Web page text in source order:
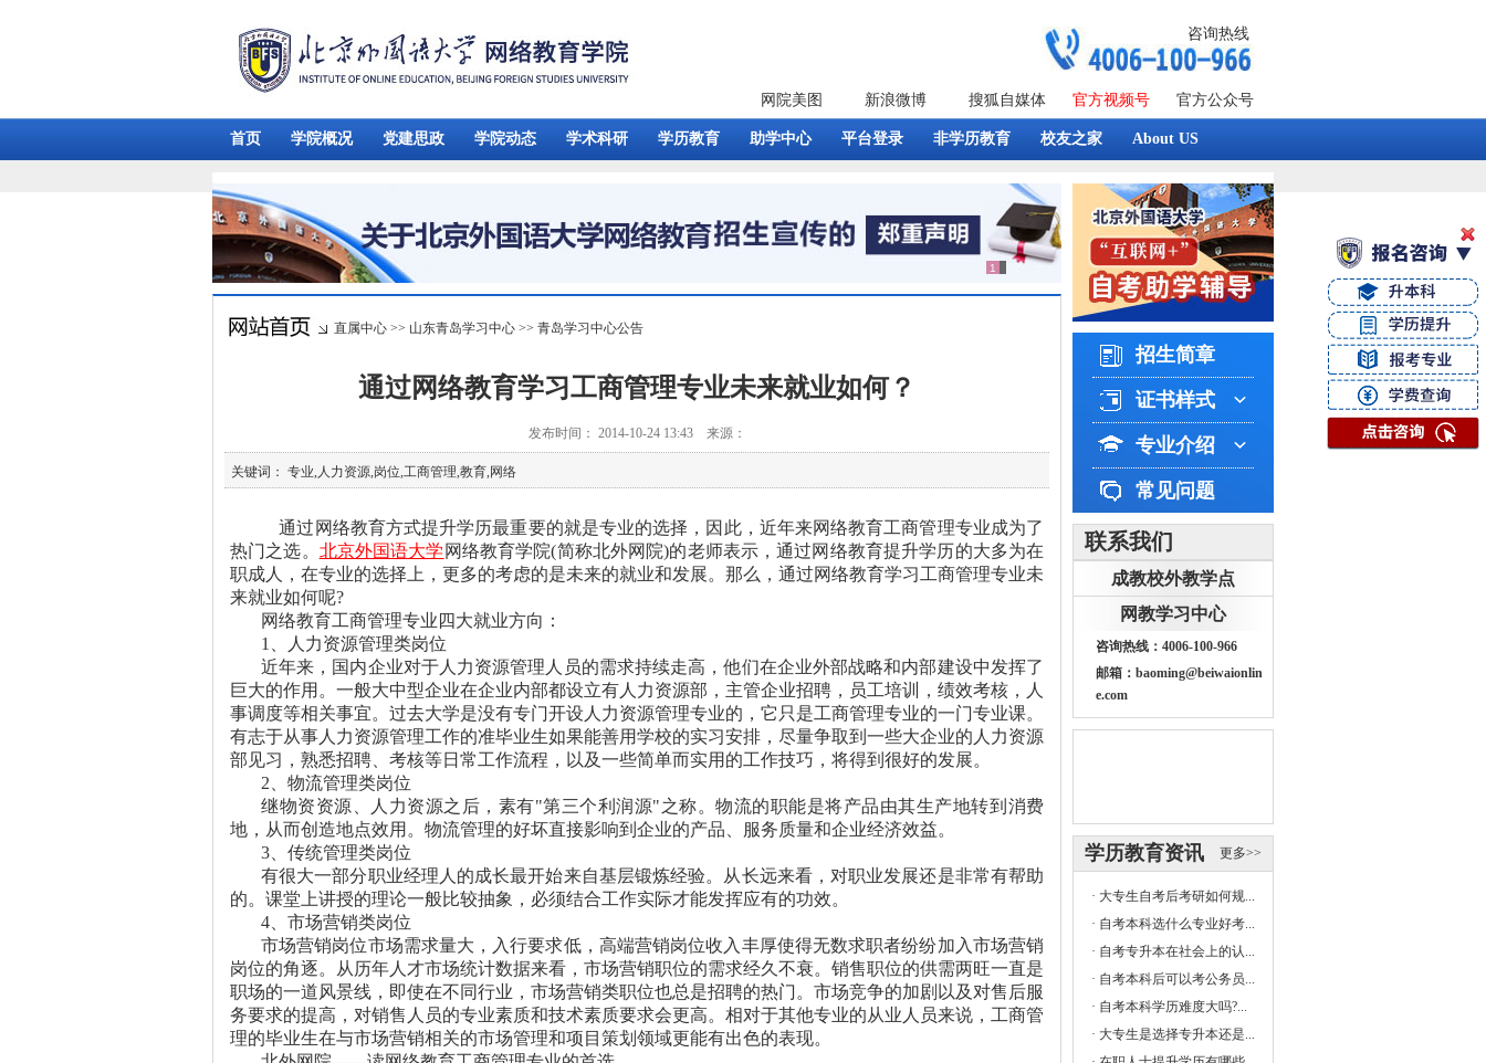
咨询热线
网院美图 新浪微博 搜狐自媒体 官方视频号 官方公众号
首页 学院概况 党建思政 学院动态 学术科研 学历教育 助学中心 平台登录 非学历教育 校友之家 About US
直属中心 >> 山东青岛学习中心 >> 青岛学习中心公告
通过网络教育学习工商管理专业未来就业如何？
发布时间： 2014-10-24 13:43 来源：
关键词： 专业,人力资源,岗位,工商管理,教育,网络
通过网络教育方式提升学历最重要的就是专业的选择，因此，近年来网络教育工商管理专业成为了
热门之选。 北京外国语大学 网络教育学院(简称北外网院)的老师表示，通过网络教育提升学历的大多为在
职成人，在专业的选择上，更多的考虑的是未来的就业和发展。那么，通过网络教育学习工商管理专业未
来就业如何呢?
网络教育工商管理专业四大就业方向：
1
、人力资源管理类岗位
近年来，国内企业对于人力资源管理人员的需求持续走高，他们在企业外部战略和内部建设中发挥了
巨大的作用。一般大中型企业在企业内部都设立有人力资源部，主管企业招聘，员工培训，绩效考核，人
事调度等相关事宜。过去大学是没有专门开设人力资源管理专业的，它只是工商管理专业的一门专业课。
有志于从事人力资源管理工作的准毕业生如果能善用学校的实习安排，尽量争取到一些大企业的人力资源
部见习，熟悉招聘、考核等日常工作流程，以及一些简单而实用的工作技巧，将得到很好的发展。
2 、物流管理类岗位
继物资资源、人力资源之后，素有"第三个利润源"之称。物流的职能是将产品由其生产地转到消费
地，从而创造地点效用。物流管理的好坏直接影响到企业的产品、服务质量和企业经济效益。
3 、传统管理类岗位
有很大一部分职业经理人的成长最开始来自基层锻炼经验。从长远来看，对职业发展还是非常有帮助
的。课堂上讲授的理论一般比较抽象，必须结合工作实际才能发挥应有的功效。
4 、市场营销类岗位
市场营销岗位市场需求量大，入行要求低，高端营销岗位收入丰厚使得无数求职者纷纷加入市场营销
岗位的角逐。从历年人才市场统计数据来看，市场营销职位的需求经久不衰。销售职位的供需两旺一直是
职场的一道风景线，即使在不同行业，市场营销类职位也总是招聘的热门。市场竞争的加剧以及对售后服
务要求的提高，对销售人员的专业素质和技术素质要求会更高。相对于其他专业的从业人员来说，工商管
理的毕业生在与市场营销相关的市场管理和项目策划领域更能有出色的表现。
招生简章
证书样式
专业介绍
常见问题
联系我们
成教校外教学点
网教学习中心
咨询热线：4006-100-966
邮箱：baoming@beiwaionlin
e.com
更多>>
学历教育资讯
· 大专生自考后考研如何规...
· 自考本科选什么专业好考...
· 自考专升本在社会上的认...
· 自考本科后可以考公务员...
· 自考本科学历难度大吗?...
· 大专生是选择专升本还是...